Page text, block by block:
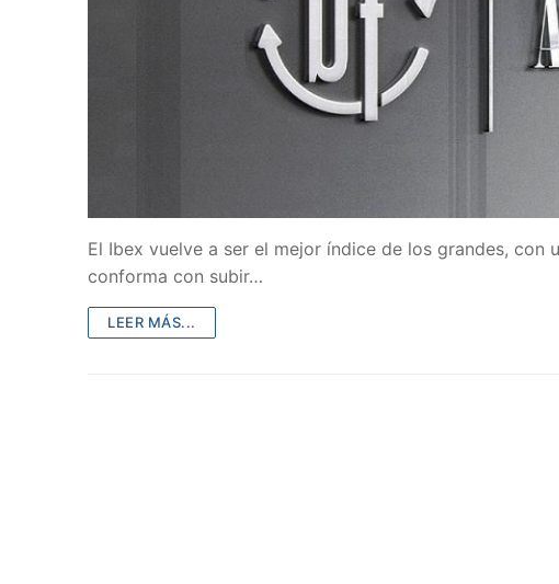
El Ibex vuelve a ser el mejor índice de los grandes, con
conforma con subir…
LEER MÁS...